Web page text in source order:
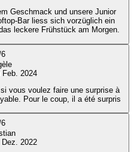
Geschmack und unsere Junior
Bar liess sich vorzüglich ein
leckere Frühstück am Morgen.
6
2024
vous voulez faire une surprise à
Pour le coup, il a été surpris
6
2022